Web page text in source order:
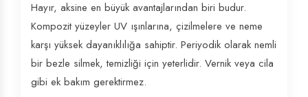
Hayır, aksine en büyük avantajlarından biri budur.
Kompozit yüzeyler UV ışınlarına, çizilmelere ve neme
karşı yüksek dayanıklılığa sahiptir. Periyodik olarak nemli
bir bezle silmek, temizliği için yeterlidir. Vernik veya cila
gibi ek bakım gerektirmez.